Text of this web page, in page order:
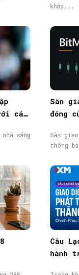
khớp...
cáo
sáng
Sàn
đóng
Sàn
thông
Câu
hành